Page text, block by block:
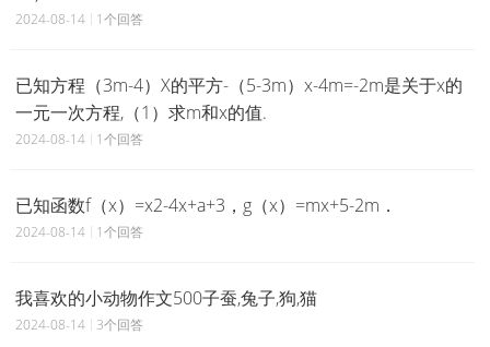
2024-08-14 1个回答
已知方程（3m-4）X的平方-（5-3m）x-4m=-2m是关于x的
一元一次方程,（1）求m和x的值.
2024-08-14 1个回答
已知函数f（x）=x2-4x+a+3，g（x）=mx+5-2m．
2024-08-14 1个回答
我喜欢的小动物作文500子蚕,兔子,狗,猫
2024-08-14 3个回答